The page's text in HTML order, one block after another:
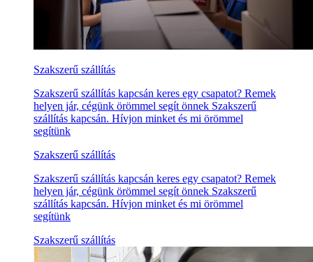
Szakszerű szállítás
Szakszerű szállítás kapcsán keres egy csapatot? Remek
helyen jár, cégünk örömmel segít önnek Szakszerű
szállítás kapcsán. Hívjon minket és mi örömmel
segítünk
Szakszerű szállítás
Szakszerű szállítás kapcsán keres egy csapatot? Remek
helyen jár, cégünk örömmel segít önnek Szakszerű
szállítás kapcsán. Hívjon minket és mi örömmel
segítünk
Szakszerű szállítás